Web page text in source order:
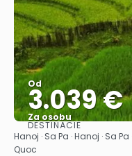
Od
3.039 €
Za osobu
DESTINÁCIE
Hanoj · Sa Pa · Hanoj · Sa
Quoc